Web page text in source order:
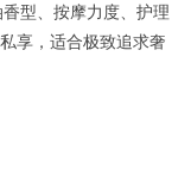
型、按摩力度、护理
享，适合极致追求奢